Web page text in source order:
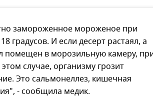
замороженное мороженое при
градусов. И если десерт растаял, а
помещен в морозильную камеру,
случае, организму грозит
Это сальмонеллез, кишечная
- сообщила медик.